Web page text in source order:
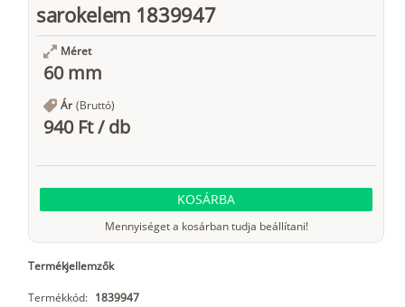
sarokelem 1839947
Méret
60 mm
Ár (Bruttó)
940 Ft/db
KOSÁRBA
Mennyiséget a kosárban tudja beállítani!
Termékjellemzők
Termékkód: 1839947